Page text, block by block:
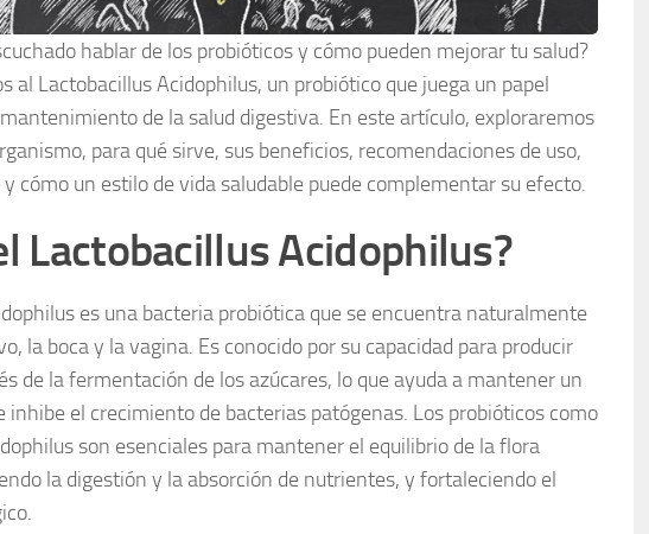
hablar de los probióticos y cómo pueden mejorar tu salud?
al Lactobacillus Acidophilus, un probiótico que juega un papel
de la salud digestiva. En este artículo, exploraremos
para qué sirve, sus beneficios, recomendaciones de uso,
cómo un estilo de vida saludable puede complementar su efecto.
Lactobacillus Acidophilus?
es una bacteria probiótica que se encuentra naturalmente
la boca y la vagina. Es conocido por su capacidad para producir
de la fermentación de los azúcares, lo que ayuda a mantener un
inhibe el crecimiento de bacterias patógenas. Los probióticos como
son esenciales para mantener el equilibrio de la flora
la digestión y la absorción de nutrientes, y fortaleciendo el